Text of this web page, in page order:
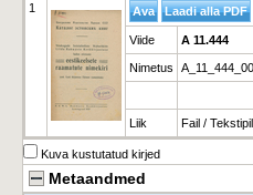
1
Viide A 11.444
Nimetus
Liik Fail /
Kuva kustutatud kirjed
Metaandmed